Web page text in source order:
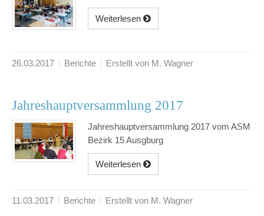
Weiterlesen
26.03.2017 Berichte Erstellt von M. Wagner
Jahreshauptversammlung 2017
Jahreshauptversammlung 2017 vom ASM
Bezirk 15 Ausgburg
Weiterlesen
11.03.2017 Berichte Erstellt von M. Wagner